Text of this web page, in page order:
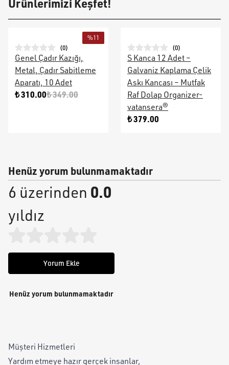
Ürünlerimizi Keşfet!
%11
(0)
Genel Çadır Kazığı,
Metal, Çadır Sabitleme
Aparatı, 10 Adet
₺ 310.00₺ 349.00
(0)
S Kanca 12 Adet –
Galvaniz Kaplama Çelik
Askı Kancası – Mutfak
Raf Dolap Organizer-
vatansera®
₺ 379.00
Henüz yorum bulunmamaktadır
6 üzerinden 0.0
yıldız
Yorum Ekle
Henüz yorum bulunmamaktadır
Müşteri Hizmetleri
Yardım etmeye hazır gerçek insanlar,